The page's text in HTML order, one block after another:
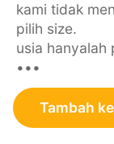
kami tidak
pilih size.
usia hanyalah
•••
Tambah